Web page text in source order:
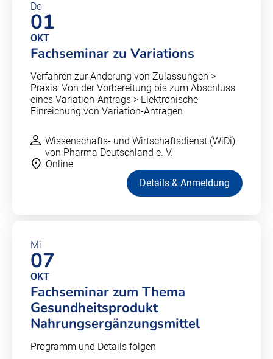
Do
01
OKT
Fachseminar zu Variations
Verfahren zur Änderung von Zulassungen >
Praxis: Von der Vorbereitung bis zum Abschluss
eines Variation-Antrags > Elektronische
Einreichung von Variation-Anträgen
Wissenschafts- und Wirtschaftsdienst (WiDi)
von Pharma Deutschland e. V.
Online
Details & Anmeldung
Mi
07
OKT
Fachseminar zum Thema
Gesundheitsprodukt
Nahrungsergänzungsmittel
Programm und Details folgen